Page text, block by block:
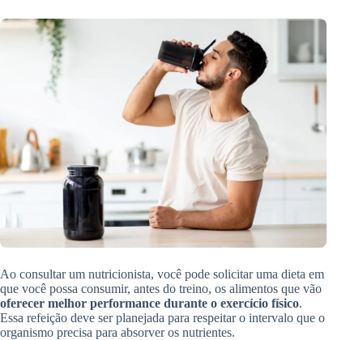
Ao consultar um nutricionista, você pode solicitar uma dieta em
que você possa consumir, antes do treino, os alimentos que vão
oferecer melhor performance durante o exercício físico.
Essa refeição deve ser planejada para respeitar o intervalo que o
organismo precisa para absorver os nutrientes.